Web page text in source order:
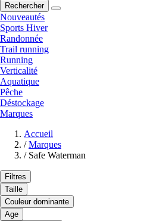
Rechercher
Nouveautés
Sports Hiver
Randonnée
Trail running
Running
Verticalité
Aquatique
Pêche
Déstockage
Marques
Accueil
/ Marques
/ Safe Waterman
Filtres
Taille
Couleur dominante
Age